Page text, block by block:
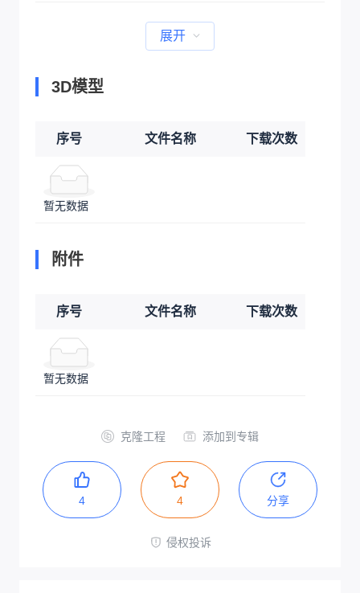
展开
3D模型
序号 文件名称 下载次数
暂无数据
附件
序号 文件名称 下载次数
暂无数据
克隆工程 添加到专辑
4 4 分享
侵权投诉